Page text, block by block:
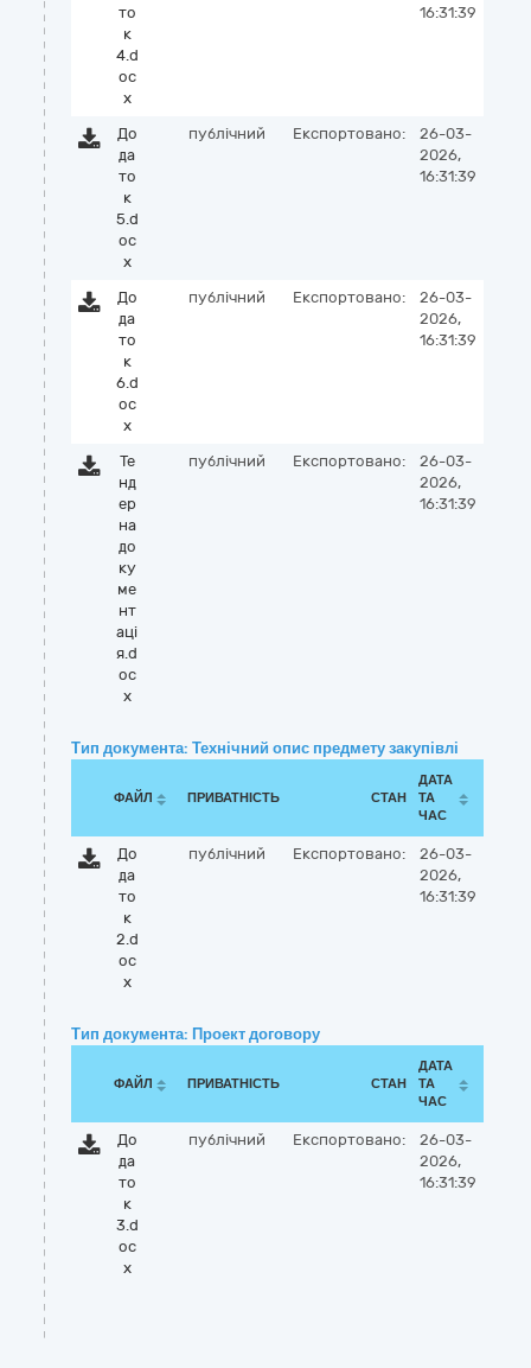
то
к
4.d
oc
x
16:31:39
До
да
то
к
5.d
oc
x
публічний Експортовано:
26-03-
2026,
16:31:39
До
да
то
к
6.d
oc
x
публічний Експортовано:
26-03-
2026,
16:31:39
Те
нд
ер
на
до
ку
ме
нт
аці
я.d
oc
x
публічний Експортовано:
26-03-
2026,
16:31:39
Тип документа: Технічний опис предмету закупівлі
ФАЙЛ ПРИВАТНІСТЬ СТАН
ДАТА
ТА
ЧАС
До
да
то
к
2.d
oc
x
публічний Експортовано:
26-03-
2026,
16:31:39
Тип документа: Проект договору
ФАЙЛ ПРИВАТНІСТЬ СТАН
ДАТА
ТА
ЧАС
До
да
то
к
3.d
oc
x
публічний Експортовано:
26-03-
2026,
16:31:39